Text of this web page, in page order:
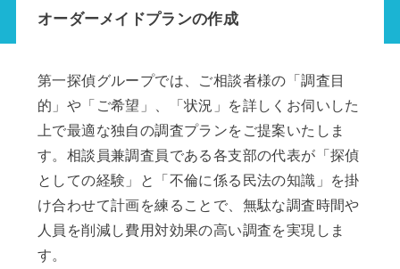
オーダーメイドプランの作成
第一探偵グループでは、ご相談者様の「調査目
的」や「ご希望」、「状況」を詳しくお伺いした
上で最適な独自の調査プランをご提案いたしま
す。相談員兼調査員である各支部の代表が「探偵
としての経験」と「不倫に係る民法の知識」を掛
け合わせて計画を練ることで、無駄な調査時間や
人員を削減し費用対効果の高い調査を実現しま
す。